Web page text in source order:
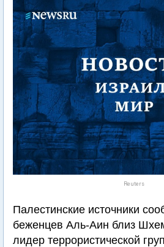
Reuters
Палестинские источники
беженцев Аль-Аин близ
лидер террористической